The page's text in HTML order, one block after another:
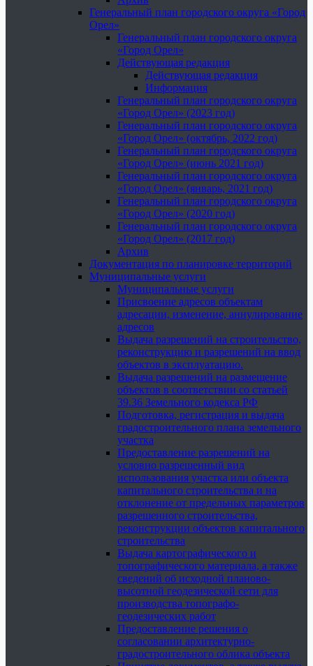
Генеральный план городского округа «Город
Орел»
Генеральный план городского округа
«Город Орел»
Действующая редакция
Действующая редакция
Информация
Генеральный план городского округа
«Город Орел» (2023 год)
Генеральный план городского округа
«Город Орел» (октябрь, 2022 год)
Генеральный план городского округа
«Город Орел» (июнь 2021 год)
Генеральный план городского округа
«Город Орел» (январь, 2021 год)
Генеральный план городского округа
«Город Орел» (2020 год)
Генеральный план городского округа
«Город Орел» (2017 год)
Архив
Документация по планировке территорий
Муниципальные услуги
Муниципальные услуги
Присвоение адресов объектам
адресации, изменение, аннулирование
адресов
Выдача разрешений на строительство,
реконструкцию и разрешений на ввод
объектов в эксплуатацию.
Выдача разрешений на размещение
объектов в соответствии со статьей
39.36 Земельного кодекса РФ
Подготовка, регистрация и выдача
градостроительного плана земельного
участка
Предоставление разрешений на
условно разрешенный вид
использования участка или объекта
капитального строительства и на
отклонение от предельных параметров
разрешенного строительства,
реконструкции объектов капитального
строительства
Выдача картографического и
топографического материала, а также
сведений об исходной планово-
высотной геодезической сети для
производства топографо-
геодезических работ
Предоставление решения о
согласовании архитектурно-
градостроительного облика объекта